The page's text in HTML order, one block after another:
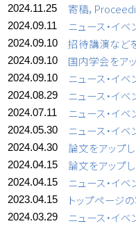
2024.11.25 寄稿，
2024.09.11 ニュース・イベ
2024.09.10 招待講演など
2024.09.10 国内学会をア
2024.09.10 ニュース・イベ
2024.08.29 ニュース・イベ
2024.07.11 ニュース・イベ
2024.05.30 ニュース・イベ
2024.04.30 論文をアップし
2024.04.15 論文をアップし
2024.04.15 ニュース・イベ
2023.04.15 トップページ
2024.03.29 ニュース・イベ